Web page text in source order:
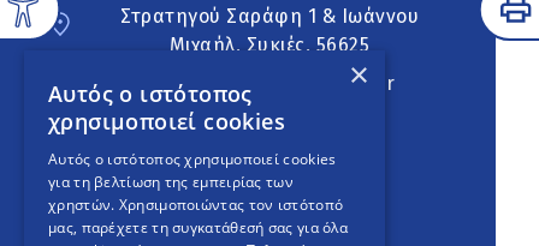
Στρατηγού Σαράφη 1 & Ιωάννου
Μιχαήλ, Συκιές, 56625
neapoli.sykies@ddt.gov.gr
Ακολουθήστε
English Version
×
Αυτός ο ιστότοπος
χρησιμοποιεί cookies
Αυτός ο ιστότοπος χρησιμοποιεί cookies
για τη βελτίωση της εμπειρίας των
χρηστών. Χρησιμοποιώντας τον ιστότοπό
μας, παρέχετε τη συγκατάθεσή σας για όλα